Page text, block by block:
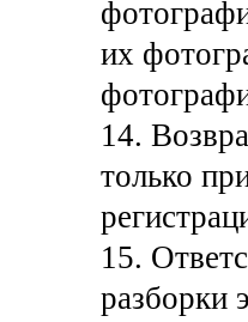
их
14.
только
15.
разборки